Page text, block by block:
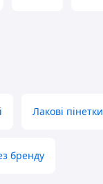
Лакові пінетки
бренду